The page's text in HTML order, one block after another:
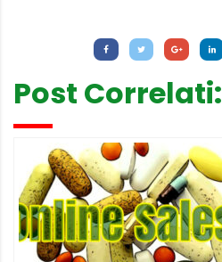
Post Correlati: